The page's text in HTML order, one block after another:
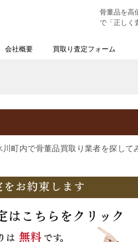
骨董品を高
で「正しく
会社概要 買取り査定フォーム
川町内で骨董品買取り業者を探して